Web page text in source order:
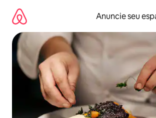
para
conteúdo
Anuncie seu